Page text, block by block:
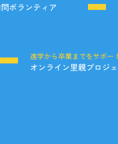
ボランティア
進学から卒業までをサポー
オンライン里親プロジ